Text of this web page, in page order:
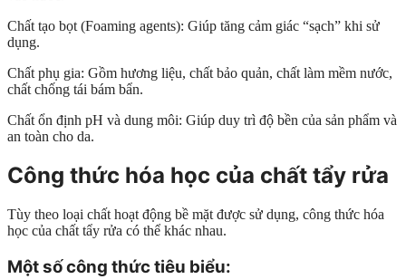
Chất tạo bọt (Foaming agents): Giúp tăng cảm giác “sạch” khi sử
dụng.
Chất phụ gia: Gồm hương liệu, chất bảo quản, chất làm mềm nước,
chất chống tái bám bẩn.
Chất ổn định pH và dung môi: Giúp duy trì độ bền của sản phẩm và
an toàn cho da.
Công thức hóa học của chất tẩy rửa
Tùy theo loại chất hoạt động bề mặt được sử dụng, công thức hóa
học của chất tẩy rửa có thể khác nhau.
Một sốcông thức tiêu biểu: